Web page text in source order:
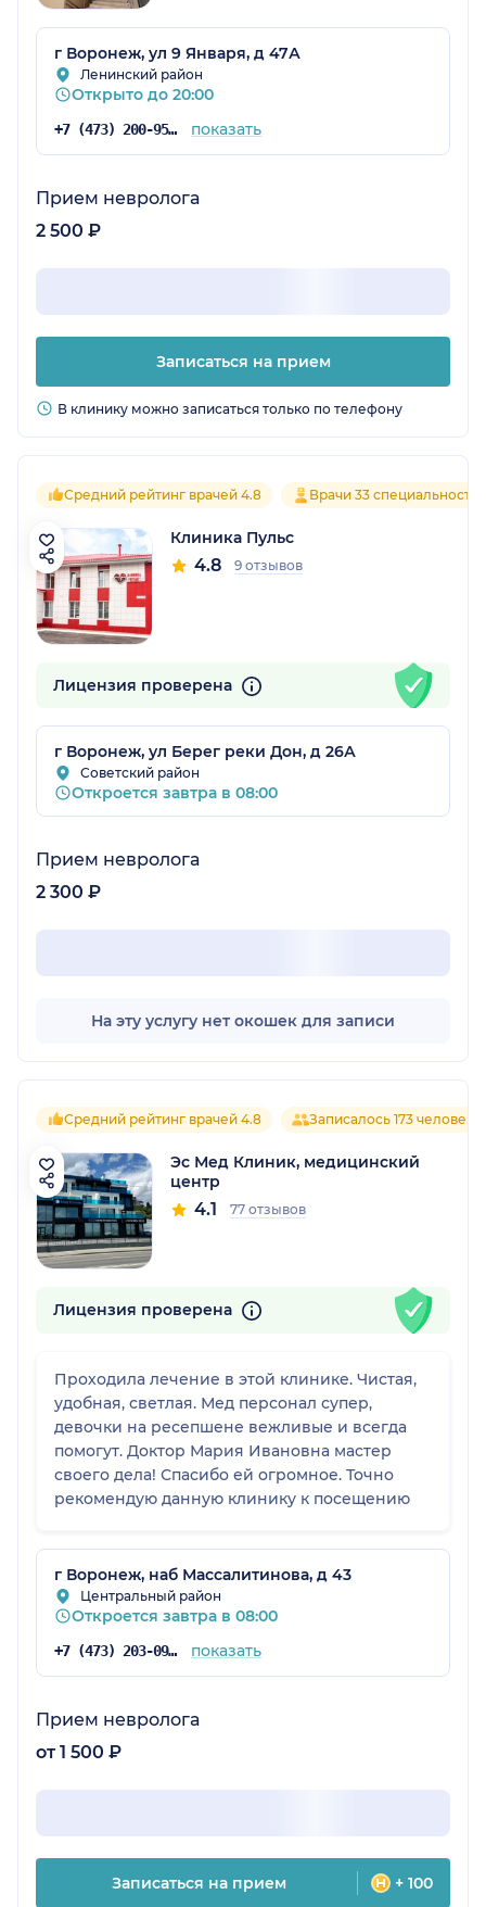
г Воронеж, ул 9 Января, д 47А
Ленинский район
Открыто до 20:00
+7 (473) 200-95-76 показать
Прием невролога
2 500 ₽
Записаться на прием
В клинику можно записаться только по телефону
Средний рейтинг врачей 4.8 Врачи 33
Клиника Пульс
4.8 9 отзывов
Лицензия проверена
г Воронеж, ул Берег реки Дон, д 26А
Советский район
Откроется завтра в 08:00
Прием невролога
2 300 ₽
На эту услугу нет окошек для записи
Средний рейтинг врачей 4.8 Записалось 173 человека
Эс Мед Клиник, медицинский
центр
4.1 77 отзывов
Лицензия проверена
Проходила лечение в этой клинике. Чистая,
удобная, светлая. Мед персонал супер,
девочки на ресепшене вежливые и всегда
помогут. Доктор Мария Ивановна мастер
своего дела! Спасибо ей огромное. Точно
рекомендую данную клинику к посещению
г Воронеж, наб Массалитинова, д 43
Центральный район
Откроется завтра в 08:00
+7 (473) 203-09-07 показать
Прием невролога
от 1 500 ₽
Записаться на прием + 100